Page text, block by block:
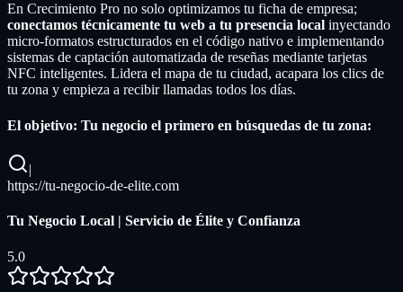
En Crecimiento Pro no solo optimizamos tu ficha de empresa;
conectamos técnicamente tu web a tu presencia local inyectando
micro-formatos estructurados en el código nativo e implementando
sistemas de captación automatizada de reseñas mediante tarjetas
NFC inteligentes. Lidera el mapa de tu ciudad, acapara los clics de
tu zona y empieza a recibir llamadas todos los días.
El objetivo: Tu negocio el primero en búsquedas de tu zona:
|
https://tu-negocio-de-elite.com
Tu Negocio Local | Servicio de Élite y Confianza
5.0